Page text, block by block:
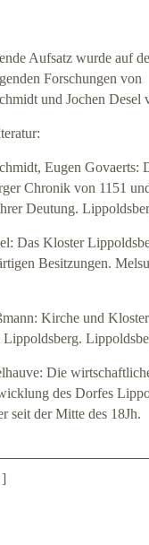
Aufsatz wurde auf
Forschungen von
und Jochen Desel
Eugen Govaerts:
Chronik von 1151
Deutung.
Das Kloster
Besitzungen.
Kirche und Kloster
Lippoldsberg.
Die
des Dorfes
seit der Mitte des 18Jh.